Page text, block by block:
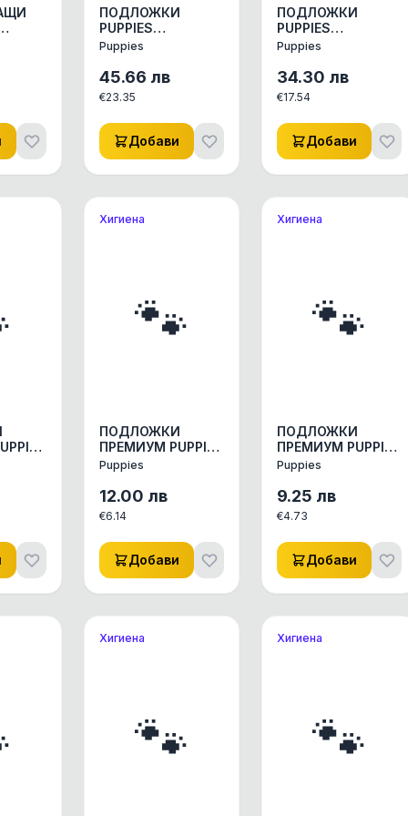
ПОДЛОЖКИ
PUPPIES
ИКОНОМИК 50БР/
АКСЕСОАРИ КУЧЕ/
КОТЕ ДРУГИ
АКСЕСОАРИ 1ПАК
Puppies
45.66 лв
€23.35
Добави
ПОДЛОЖКИ
PUPPIES
ИКОНОМИК 50БР/
АКСЕСОАРИ КУЧЕ/
КОТЕ ДРУГИ
АКСЕСОАРИ 1ПАК
Puppies
34.30 лв
€17.54
Добави
Хигиена
🐾
ПОДЛОЖКИ
ПРЕМИУМ PUPPIES
L 60/60
АКСЕСОАРИ КУЧЕ/
КОТЕ ДРУГИ
АКСЕСОАРИ 1бр.
Puppies
12.00 лв
€6.14
Добави
Хигиена
🐾
ПОДЛОЖКИ
ПРЕМИУМ PUPPIES
M 60/40
АКСЕСОАРИ КУЧЕ/
КОТЕ ДРУГИ
АКСЕСОАРИ 1бр.
Puppies
9.25 лв
€4.73
Добави
Хигиена
🐾
Хигиена
🐾